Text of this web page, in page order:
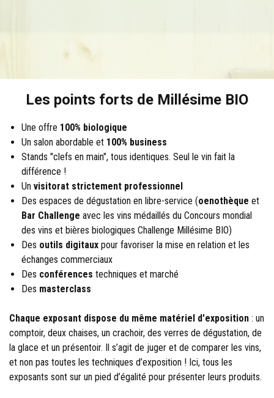
Les points forts de Millésime BIO
Une offre 100% biologique
Un salon abordable et 100% business
Stands "clefs en main", tous identiques. Seul le vin fait la
différence !
Un visitorat strictement professionnel
Des espaces de dégustation en libre-service (oenothèque et
Bar Challenge avec les vins médaillés du Concours mondial
des vins et bières biologiques Challenge Millésime BIO)
Des outils digitaux pour favoriser la mise en relation et les
échanges commerciaux
Des conférences techniques et marché
Des masterclass
Chaque exposant dispose du même matériel d'exposition : un
comptoir, deux chaises, un crachoir, des verres de dégustation, de
la glace et un présentoir. Il s’agit de juger et de comparer les vins,
et non pas toutes les techniques d’exposition ! Ici, tous les
exposants sont sur un pied d’égalité pour présenter leurs produits.